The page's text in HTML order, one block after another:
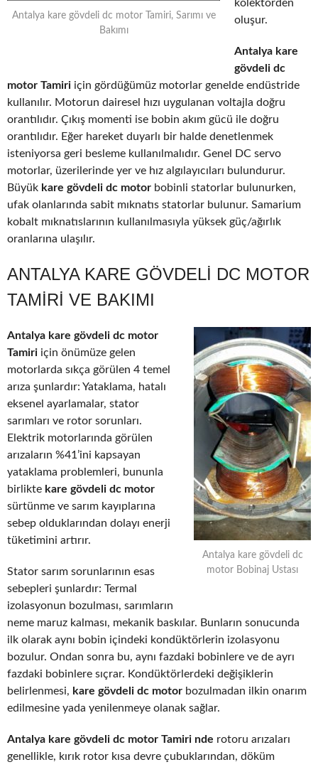
Antalya kare gövdeli dc motor Tamiri, Sarımı ve
Bakımı
kolektörden
oluşur.
Antalya kare
gövdeli dc
motor Tamiri için gördüğümüz motorlar genelde endüstride
kullanılır. Motorun dairesel hızı uygulanan voltajla doğru
orantılıdır. Çıkış momenti ise bobin akım gücü ile doğru
orantılıdır. Eğer hareket duyarlı bir halde denetlenmek
isteniyorsa geri besleme kullanılmalıdır. Genel DC servo
motorlar, üzerilerinde yer ve hız algılayıcıları bulundurur.
Büyük kare gövdeli dc motor bobinli statorlar bulunurken,
ufak olanlarında sabit mıknatıs statorlar bulunur. Samarium
kobalt mıknatıslarının kullanılmasıyla yüksek güç/ağırlık
oranlarına ulaşılır.
ANTALYA KARE GÖVDELI DC MOTOR
TAMIRI VE BAKIMI
Antalya kare gövdeli dc
motor Bobinaj Ustası
Antalya kare gövdeli dc motor
Tamiri için önümüze gelen
motorlarda sıkça görülen 4 temel
arıza şunlardır: Yataklama, hatalı
eksenel ayarlamalar, stator
sarımları ve rotor sorunları.
Elektrik motorlarında görülen
arızaların %41’ini kapsayan
yataklama problemleri, bununla
birlikte kare gövdeli dc motor
sürtünme ve sarım kayıplarına
sebep olduklarından dolayı enerji
tüketimini artırır.
Stator sarım sorunlarının esas
sebepleri şunlardır: Termal
izolasyonun bozulması, sarımların
neme maruz kalması, mekanik baskılar. Bunların sonucunda
ilk olarak aynı bobin içindeki kondüktörlerin izolasyonu
bozulur. Ondan sonra bu, aynı fazdaki bobinlere ve de ayrı
fazdaki bobinlere sıçrar. Kondüktörlerdeki değişiklerin
belirlenmesi, kare gövdeli dc motor bozulmadan ilkin onarım
edilmesine yada yenilenmeye olanak sağlar.
Antalya kare gövdeli dc motor Tamiri nde rotoru arızaları
genellikle, kırık rotor kısa devre çubuklarından, döküm